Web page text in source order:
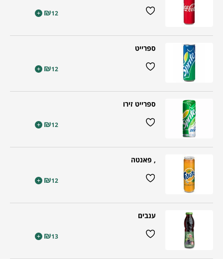
₪12
+
ספרייט
₪12
+
ספרייט זירו
₪12
+
, פאנטה
₪12
+
ענבים
₪13
+